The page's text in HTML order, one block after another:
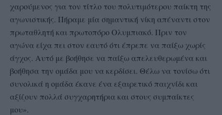
χαρούμενος για τον τίτλο του πολυτιμότερου παίκτη της
αγωνιστικής. Πήραμε μία σημαντική νίκη απέναντι στον
πρωταθλητή και πρωτοπόρο Ολυμπιακό. Πριν τον
αγώνα είχα πει στον εαυτό ότι έπρεπε να παίξω χωρίς
άγχος. Αυτό με βοήθησε να παίξω απελευθερωμένα και
βοήθησα την ομάδα μου να κερδίσει. Θέλω να τονίσω ότι
συνολικά η ομάδα έκανε ένα εξαιρετικό παιχνίδι και
αξίζουν πολλά συγχαρητήρια και στους συμπαίκτες
μου».